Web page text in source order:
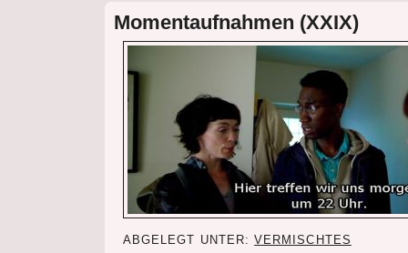
Momentaufnahmen (XXIX)
ABGELEGT UNTER:VERMISCHTES